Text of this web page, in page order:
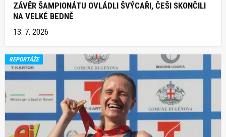
ZÁVĚR ŠAMPIONÁTU OVLÁDLI ŠVÝCAŘI, ČEŠI SKONČILI
NA VELKÉ BEDNĚ
13. 7. 2026
REPORTÁŽE